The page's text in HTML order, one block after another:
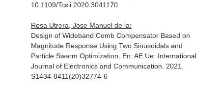
10.1109/Tcsii.2020.3041170
Rosa Utrera, Jose Manuel de la:
Design of Wideband Comb Compensator Based on
Magnitude Response Using Two Sinusoidals and
Particle Swarm Optimization. En: AE Ue: International
Journal of Electronics and Communication . 2021.
S1434-8411(20)32774-6